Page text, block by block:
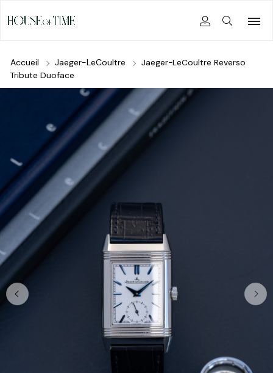
Accueil Jaeger-LeCoultre
Jaeger-LeCoultre Reverso
Tribute Duoface